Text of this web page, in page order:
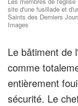
site d'une fusillade et
Saints des Derniers
Images
Le bâtiment de
comme
entièrement
sécurité. Le